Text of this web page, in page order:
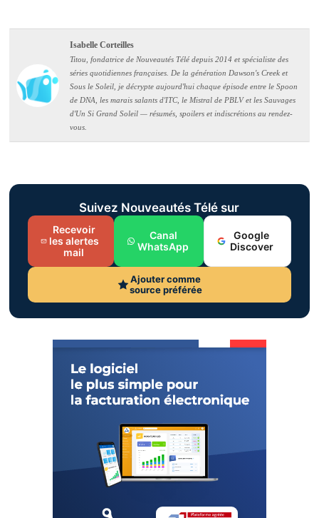
Isabelle Corteilles
Titou, fondatrice de Nouveautés Télé depuis 2014 et spécialiste des
séries quotidiennes françaises. De la génération Dawson's Creek et
Sous le Soleil, je décrypte aujourd'hui chaque épisode entre le Spoon
de DNA, les marais salants d'ITC, le Mistral de PBLV et les Sauvages
d'Un Si Grand Soleil — résumés, spoilers et indiscrétions au rendez-
vous.
Suivez Nouveautés Télé sur
Recevoir
les alertes
mail
Canal
WhatsApp
Google
Discover
Ajouter comme
source préférée